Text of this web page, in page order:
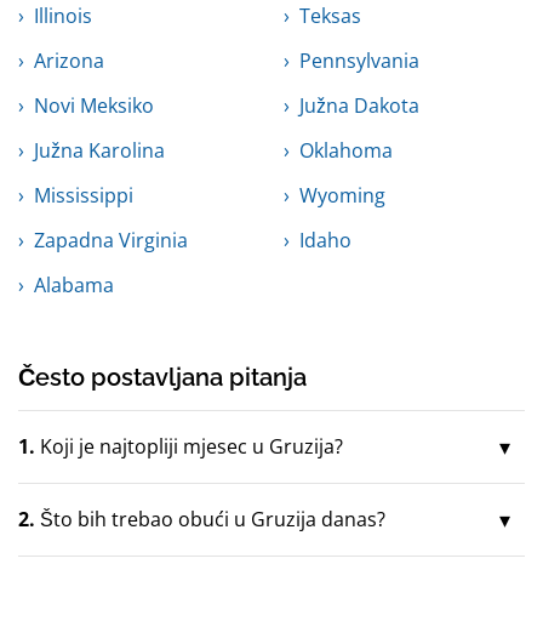
Illinois
Teksas
Arizona
Pennsylvania
Novi Meksiko
Južna Dakota
Južna Karolina
Oklahoma
Mississippi
Wyoming
Zapadna Virginia
Idaho
Alabama
Često postavljana pitanja
1. Koji je najtopliji mjesec u Gruzija?
2. Što bih trebao obući u Gruzija danas?